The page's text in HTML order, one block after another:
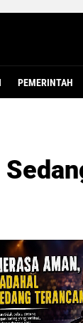
PEMERINTAH